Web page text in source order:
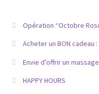
Mon compte
Opération “Octobre
Acheter un BON cadeau
Envie d’offrir un
HAPPY HOURS